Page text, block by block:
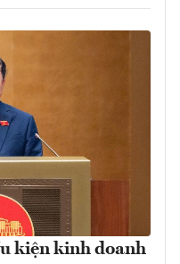
kiện kinh doanh